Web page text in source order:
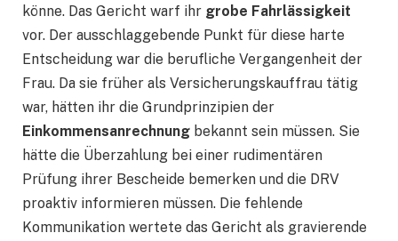
könne. Das Gericht warf ihr grobe Fahrlässigkeit
vor. Der ausschlaggebende Punkt für diese harte
Entscheidung war die berufliche Vergangenheit der
Frau. Da sie früher als Versicherungskauffrau tätig
war, hätten ihr die Grundprinzipien der
Einkommensanrechnung bekannt sein müssen. Sie
hätte die Überzahlung bei einer rudimentären
Prüfung ihrer Bescheide bemerken und die DRV
proaktiv informieren müssen. Die fehlende
Kommunikation wertete das Gericht als gravierende